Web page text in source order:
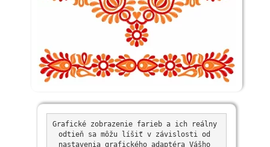
Grafické zobrazenie farieb a ich reálny
odtieň sa môžu líšiť v závislosti od
nastavenia grafického adaptéra Vášho